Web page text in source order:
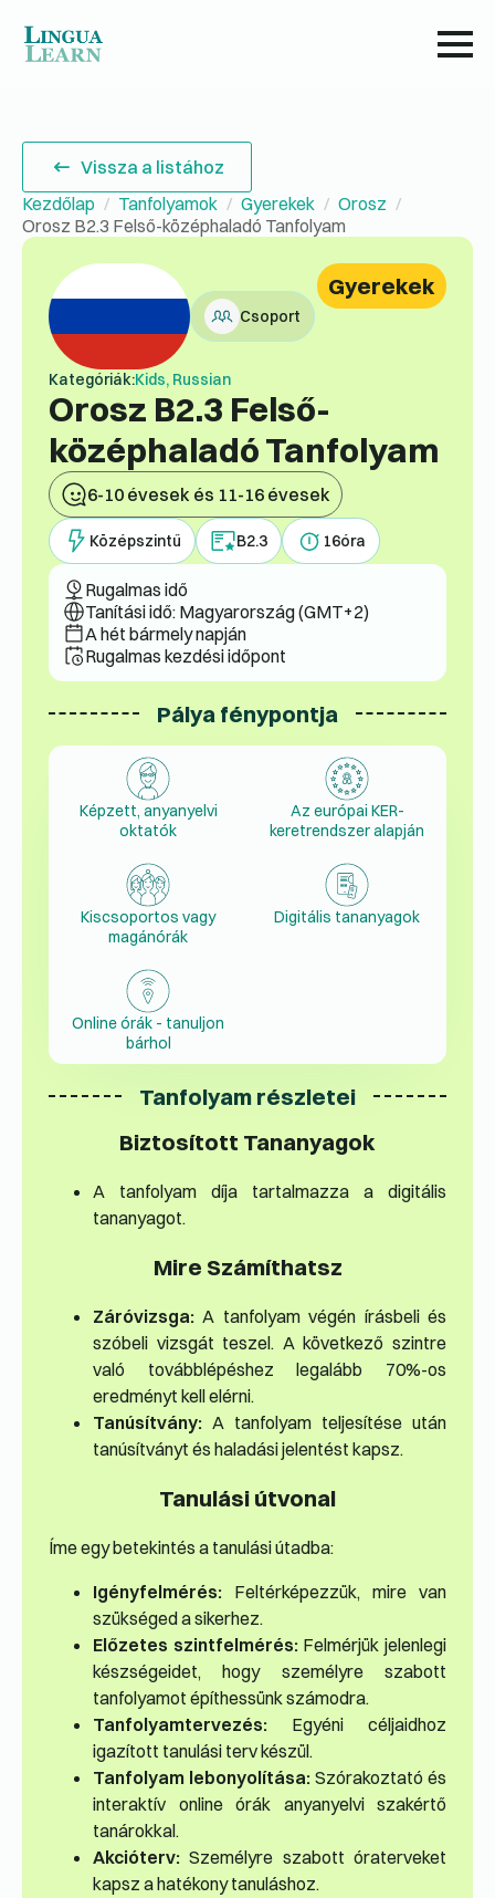
Vissza a listához
Kezdőlap
Tanfolyamok Gyerekek
Orosz
Orosz B2.3 Felső-középhaladó Tanfolyam
Csoport
Kategóriák:Kids, Russian
Orosz B2.3 Felső-
középhaladó Tanfolyam
6-10 évesek és 11-16 évesek
Gyerekek
Középszintű B2.3 16óra
Rugalmas idő
Tanítási idő: Magyarország (GMT+2)
A hét bármely napján
Rugalmas kezdési időpont
Pálya fénypontja
Képzett, anyanyelvi
oktatók
Az európai KER-
keretrendszer alapján
Kiscsoportos vagy
magánórák
Digitális tananyagok
Online órák - tanuljon
bárhol
Tanfolyam részletei
Biztosított Tananyagok
A tanfolyam díja tartalmazza a digitális
tananyagot.
Mire Számíthatsz
Záróvizsga: A tanfolyam végén írásbeli és
szóbeli vizsgát teszel. A következő szintre
való továbblépéshez legalább 70%-os
eredményt kell elérni.
Tanúsítvány: A tanfolyam teljesítése után
tanúsítványt és haladási jelentést kapsz.
Tanulási útvonal
Íme egy betekintés a tanulási útadba:
Igényfelmérés: Feltérképezzük, mire van
szükséged a sikerhez.
Előzetes szintfelmérés:Felmérjük jelenlegi
készségeidet, hogy személyre szabott
tanfolyamot építhessünk számodra.
Tanfolyamtervezés: Egyéni céljaidhoz
igazított tanulási terv készül.
Tanfolyam lebonyolítása: Szórakoztató és
interaktív online órák anyanyelvi szakértő
tanárokkal.
Akcióterv: Személyre szabott óraterveket
kapsz a hatékony tanuláshoz.